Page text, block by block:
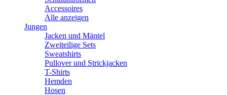
Accessoires
Alle anzeigen
Jungen
Jacken und Mäntel
Zweiteilige Sets
Sweatshirts
Pullover und Strickjacken
T-Shirts
Hemden
Hosen